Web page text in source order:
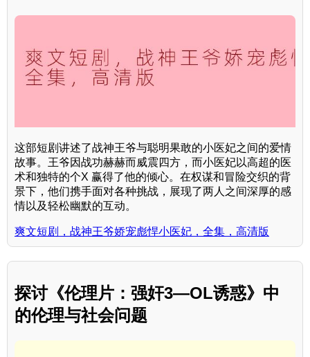
这部短剧讲述了战神王爷与聪明果敢的小医妃之间的爱情
故事。王爷因战功赫赫而威震四方，而小医妃以高超的医
术和独特的个X 赢得了他的倾心。在权谋和冒险交织的背
景下，他们携手面对各种挑战，展现了两人之间深厚的感
情以及轻松幽默的互动。
爽文短剧，战神王爷娇宠彪悍小医妃，全集，高清版
探讨《伦理片：强奸3—OL诱惑》中
的伦理与社会问题